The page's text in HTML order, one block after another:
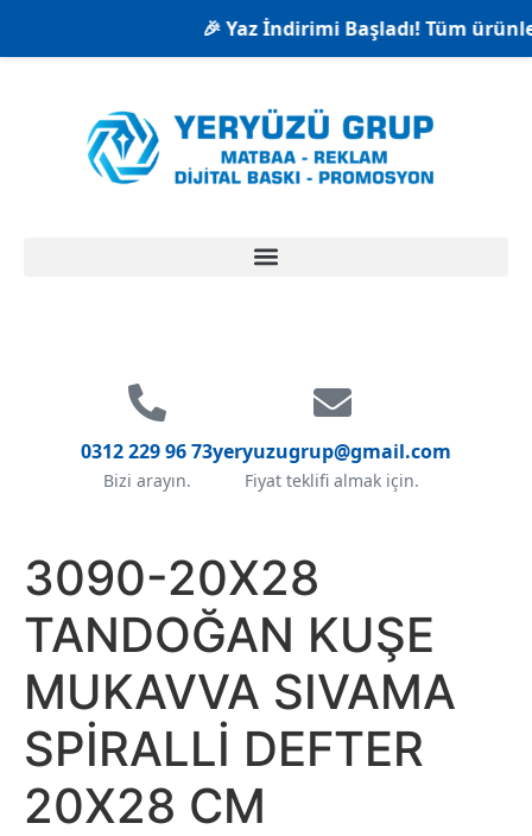
🎉 Yaz İndirimi Başladı! Tüm
0312 229 96 73
Bizi arayın.
yeryuzugrup@gmail.com
Fiyat teklifi almak için.
3090-20X28
TANDOĞAN KUŞE
MUKAVVA SIVAMA
SPİRALLİ DEFTER
20X28 CM